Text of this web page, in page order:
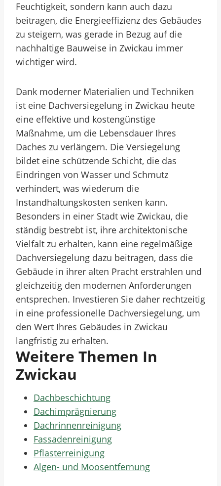
Feuchtigkeit, sondern kann auch dazu
beitragen, die Energieeffizienz des Gebäudes
zu steigern, was gerade in Bezug auf die
nachhaltige Bauweise in Zwickau immer
wichtiger wird.
Dank moderner Materialien und Techniken
ist eine Dachversiegelung in Zwickau heute
eine effektive und kostengünstige
Maßnahme, um die Lebensdauer Ihres
Daches zu verlängern. Die Versiegelung
bildet eine schützende Schicht, die das
Eindringen von Wasser und Schmutz
verhindert, was wiederum die
Instandhaltungskosten senken kann.
Besonders in einer Stadt wie Zwickau, die
ständig bestrebt ist, ihre architektonische
Vielfalt zu erhalten, kann eine regelmäßige
Dachversiegelung dazu beitragen, dass die
Gebäude in ihrer alten Pracht erstrahlen und
gleichzeitig den modernen Anforderungen
entsprechen. Investieren Sie daher rechtzeitig
in eine professionelle Dachversiegelung, um
den Wert Ihres Gebäudes in Zwickau
langfristig zu erhalten.
Weitere Themen In
Zwickau
Dachbeschichtung
Dachimprägnierung
Dachrinnenreinigung
Fassadenreinigung
Pflasterreinigung
Algen- und Moosentfernung